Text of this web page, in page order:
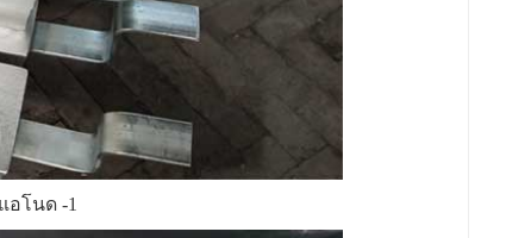
อโนด -1